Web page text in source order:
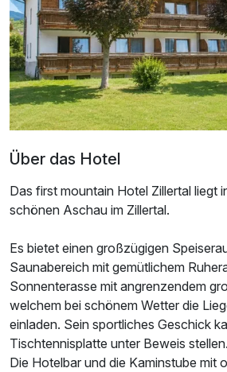
Für 7 Tage
Über das Hotel
Das first mountain Hotel Zillertal liegt
schönen Aschau im Zillertal.
Es bietet einen großzügigen
Saunabereich mit gemütlichem
Sonnenterasse mit angrenzendem
welchem bei schönem Wetter die
einladen. Sein sportliches Geschick
Tischtennisplatte unter Beweis stellen.
Die Hotelbar und die Kaminstube mit